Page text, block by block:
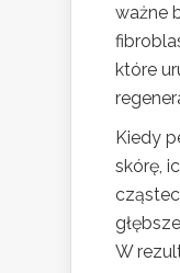
ważne
które
Kiedy
skórę,
W